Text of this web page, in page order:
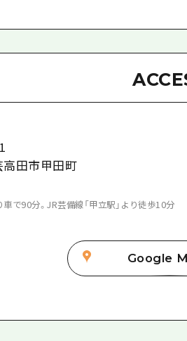
田市甲田町
で90分。JR芸備線「甲立駅」より徒歩10分
Google